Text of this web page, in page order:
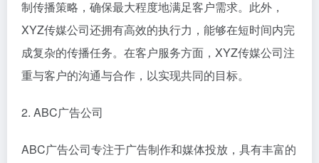
制传播策略，确保最大程度地满足客户需求。此外，
XYZ传媒公司还拥有高效的执行力，能够在短时间内完
成复杂的传播任务。在客户服务方面，XYZ传媒公司注
重与客户的沟通与合作，以实现共同的目标。
2. ABC广告公司
ABC广告公司专注于广告制作和媒体投放，具有丰富的